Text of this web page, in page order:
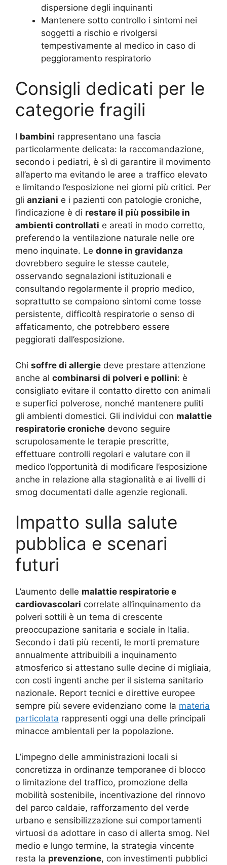
dispersione degli inquinanti
Mantenere sotto controllo i sintomi nei
soggetti a rischio e rivolgersi
tempestivamente al medico in caso di
peggioramento respiratorio
Consigli dedicati per le
categorie fragili
I bambini rappresentano una fascia
particolarmente delicata: la raccomandazione,
secondo i pediatri, è sì di garantire il movimento
all’aperto ma evitando le aree a traffico elevato
e limitando l’esposizione nei giorni più critici. Per
gli anziani e i pazienti con patologie croniche,
l’indicazione è di restare il più possibile in
ambienti controllati e areati in modo corretto,
preferendo la ventilazione naturale nelle ore
meno inquinate. Le donne in gravidanza
dovrebbero seguire le stesse cautele,
osservando segnalazioni istituzionali e
consultando regolarmente il proprio medico,
soprattutto se compaiono sintomi come tosse
persistente, difficoltà respiratorie o senso di
affaticamento, che potrebbero essere
peggiorati dall’esposizione.
Chi soffre di allergie deve prestare attenzione
anche al combinarsi di polveri e pollini: è
consigliato evitare il contatto diretto con animali
e superfici polverose, nonché mantenere puliti
gli ambienti domestici. Gli individui con malattie
respiratorie croniche devono seguire
scrupolosamente le terapie prescritte,
effettuare controlli regolari e valutare con il
medico l’opportunità di modificare l’esposizione
anche in relazione alla stagionalità e ai livelli di
smog documentati dalle agenzie regionali.
Impatto sulla salute
pubblica e scenari
futuri
L’aumento delle malattie respiratorie e
cardiovascolari correlate all’inquinamento da
polveri sottili è un tema di crescente
preoccupazione sanitaria e sociale in Italia.
Secondo i dati più recenti, le morti premature
annualmente attribuibili a inquinamento
atmosferico si attestano sulle decine di migliaia,
con costi ingenti anche per il sistema sanitario
nazionale. Report tecnici e direttive europee
sempre più severe evidenziano come la materia
particolata rappresenti oggi una delle principali
minacce ambientali per la popolazione.
L’impegno delle amministrazioni locali si
concretizza in ordinanze temporanee di blocco
o limitazione del traffico, promozione della
mobilità sostenibile, incentivazione del rinnovo
del parco caldaie, rafforzamento del verde
urbano e sensibilizzazione sui comportamenti
virtuosi da adottare in caso di allerta smog. Nel
medio e lungo termine, la strategia vincente
resta la prevenzione, con investimenti pubblici